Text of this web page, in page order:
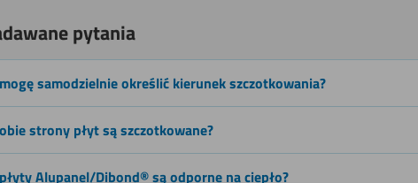
pytania
samodzielnie określić kierunek szczotkowania?
strony płyt są szczotkowane?
Alupanel/Dibond® są odporne na ciepło?